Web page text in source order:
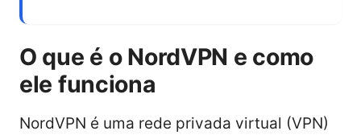
O que é o NordVPN e como
ele funciona
NordVPN é uma rede privada virtual (VPN)